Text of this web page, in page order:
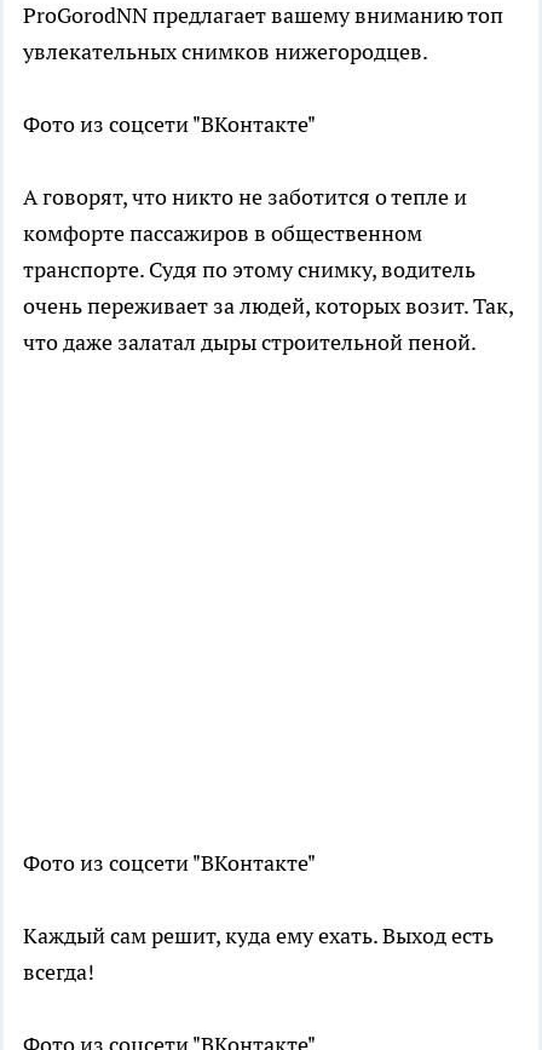
ProGorodNN предлагает вашему вниманию топ
увлекательных снимков нижегородцев.
Фото из соцсети "ВКонтакте"
А говорят, что никто не заботится о тепле и
комфорте пассажиров в общественном
транспорте. Судя по этому снимку, водитель
очень переживает за людей, которых возит. Так,
что даже залатал дыры строительной пеной.
Фото из соцсети "ВКонтакте"
Каждый сам решит, куда ему ехать. Выход есть
всегда!